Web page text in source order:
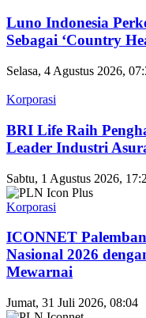
Luno Indonesia
Sebagai ‘Country
Selasa, 4 Agustus 2026,
Korporasi
BRI Life Raih
Leader Industri
Sabtu, 1 Agustus 2026,
Korporasi
ICONNET
Nasional 2026
Mewarnai
Jumat, 31 Juli 2026, 08:04